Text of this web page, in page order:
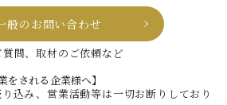
般のお問い合わせ
問、取材のご依頼など
をされる企業様へ】
込み、営業活動等は一切お断りしており